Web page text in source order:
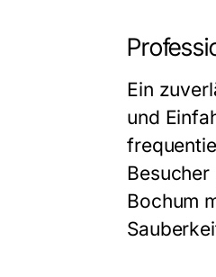
Ein
und
Bochum